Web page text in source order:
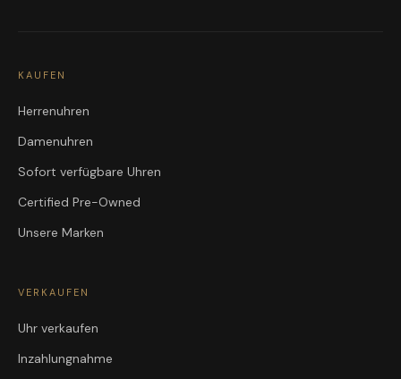
KAUFEN
Herrenuhren
Damenuhren
Sofort verfügbare Uhren
Certified Pre-Owned
Unsere Marken
VERKAUFEN
Uhr verkaufen
Inzahlungnahme